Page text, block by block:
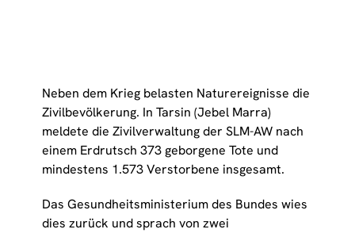
Neben dem Krieg belasten Naturereignisse die
Zivilbevölkerung. In Tarsin (Jebel Marra)
meldete die Zivilverwaltung der SLM-AW nach
einem Erdrutsch 373 geborgene Tote und
mindestens 1.573 Verstorbene insgesamt.
Das Gesundheitsministerium des Bundes wies
dies zurück und sprach von zwei